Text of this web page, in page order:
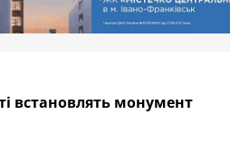
встановлять монумент